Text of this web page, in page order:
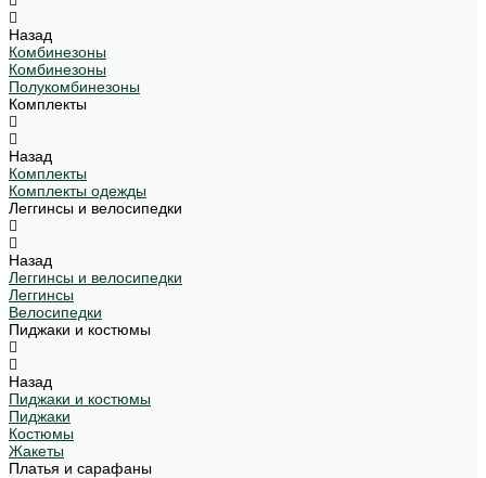
Назад
Комбинезоны
Комбинезоны
Полукомбинезоны
Комплекты
Назад
Комплекты
Комплекты одежды
Леггинсы и велосипедки
Назад
Леггинсы и велосипедки
Леггинсы
Велосипедки
Пиджаки и костюмы
Назад
Пиджаки и костюмы
Пиджаки
Костюмы
Жакеты
Платья и сарафаны